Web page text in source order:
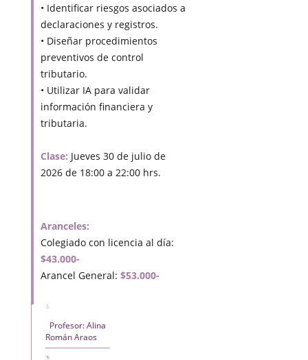
• Identificar riesgos asociados a
declaraciones y registros.
• Diseñar procedimientos
preventivos de control
tributario.
• Utilizar IA para validar
información financiera y
tributaria.
Clase: Jueves 30 de julio de
2026 de 18:00 a 22:00 hrs.
Aranceles:
Colegiado con licencia al día:
$43.000-
Arancel General: $53.000-
Profesor: Alina
Román Araos